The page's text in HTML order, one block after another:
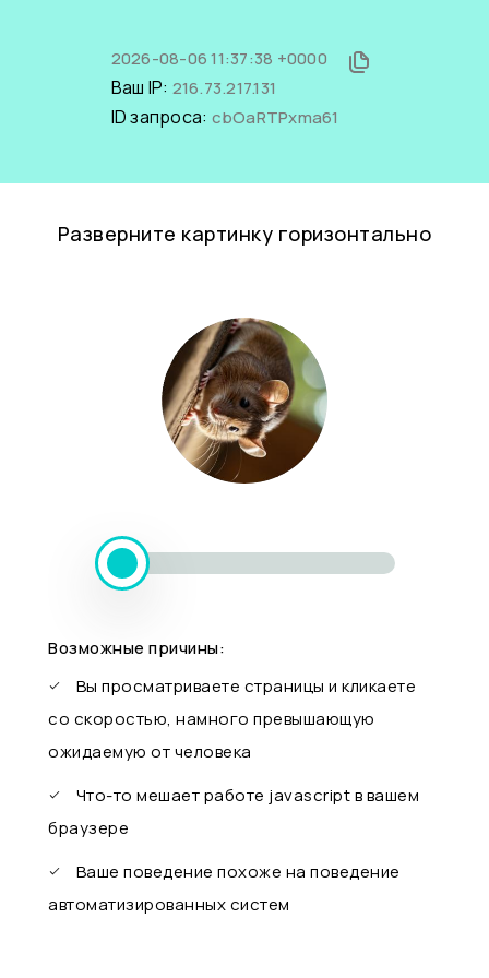
2026-08-06 11:37:38 +0000
Ваш IP: 216.73.217.131
ID запроса: cbOaRTPxma61
Разверните картинку горизонтально
Возможные причины:
Вы просматриваете страницы и кликаете
со скоростью, намного превышающую
ожидаемую от человека
Что-то мешает работе javascript в вашем
браузере
Ваше поведение похоже на поведение
автоматизированных систем